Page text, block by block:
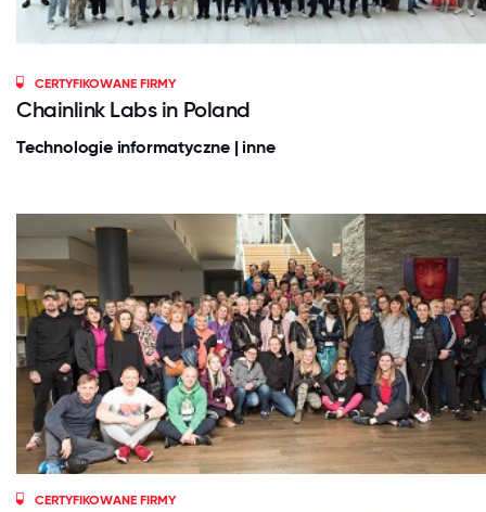
CERTYFIKOWANE FIRMY
Chainlink Labs in Poland
Technologie informatyczne | inne
CERTYFIKOWANE FIRMY